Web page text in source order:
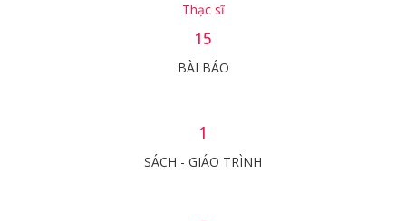
Thạc sĩ
15
BÀI BÁO
1
SÁCH - GIÁO TRÌNH